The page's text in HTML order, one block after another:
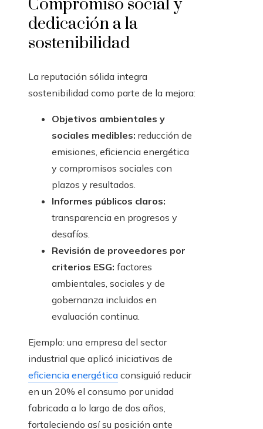
Compromiso social y
dedicación a la
sostenibilidad
La reputación sólida integra
sostenibilidad como parte de la mejora:
Objetivos ambientales y
sociales medibles: reducción de
emisiones, eficiencia energética
y compromisos sociales con
plazos y resultados.
Informes públicos claros:
transparencia en progresos y
desafíos.
Revisión de proveedores por
criterios ESG: factores
ambientales, sociales y de
gobernanza incluidos en
evaluación continua.
Ejemplo: una empresa del sector
industrial que aplicó iniciativas de
eficiencia energética consiguió reducir
en un 20% el consumo por unidad
fabricada a lo largo de dos años,
fortaleciendo así su posición ante